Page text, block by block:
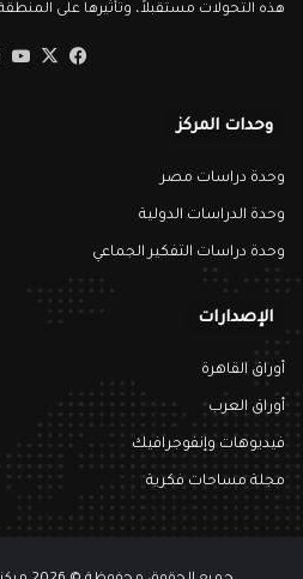
هذه التحولات مستقبلاً، وتأثيرها على
فيسبوك
‫X
وحدات المركز
وحدة دراسات مصر
وحدة الدراسات الدولية
وحدة دراسات التفكير الجماعي
الإصدارات
أوراق القاهرة
أوراق العرب
فيديوهات وإنفوجرافيك
مجلة مساحات فكرية